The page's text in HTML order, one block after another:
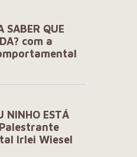
SABER QUE
com a
NINHO ESTÁ
Irlei Wiesel